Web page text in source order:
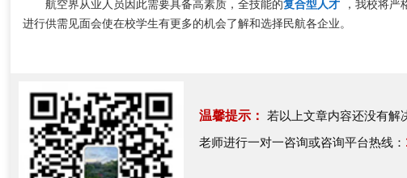
航空界从业人员因此需要具备高素质，全技能的复合型人才 ，我校将
进行供需见面会使在校学生有更多的机会了解和选择民航各企业。
温馨提示：
若以上文章内容还没有解
老师进行一对一咨询或咨询平台热线：